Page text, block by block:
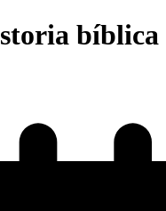
bíblica